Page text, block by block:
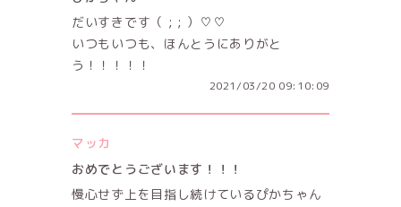
だいすきです（ ; ; ）♡♡
いつもいつも、ほんとうにありがと
う！！！！！
2021/03/20 09:10:09
マッカ
おめでとうございます！！！
慢心せず上を目指し続けているぴかちゃん